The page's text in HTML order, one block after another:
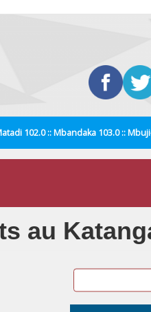
102.0 :: Mbandaka 103.0 ::
au